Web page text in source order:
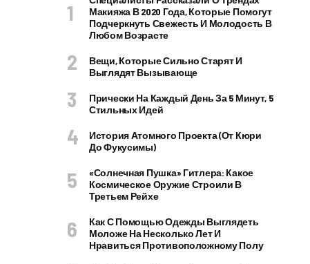
Макияжа В 2020 Года, Которые Помогут
Подчеркнуть Свежесть И Молодость В
Любом Возрасте
Вещи, Которые Сильно Старят И
Выглядят Вызывающе
Прически На Каждый День За 5 Минут, 5
Стильных Идей
История Атомного Проекта (от Кюри
До Фукусимы)
«Солнечная Пушка» Гитлера: Какое
Космическое Оружие Строили В
Третьем Рейхе
Как С Помощью Одежды Выглядеть
Моложе На Несколько Лет И
Нравиться Противоположному Полу